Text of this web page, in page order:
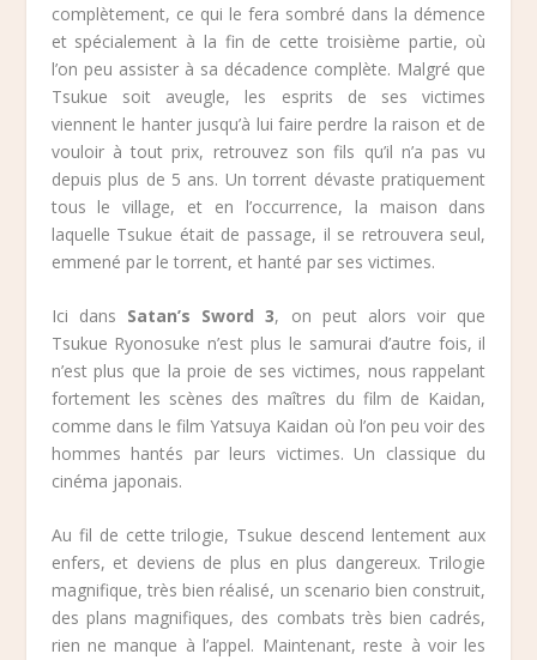
complètement, ce qui le fera sombré dans la démence
et spécialement à la fin de cette troisième partie, où
l’on peu assister à sa décadence complète. Malgré que
Tsukue soit aveugle, les esprits de ses victimes
viennent le hanter jusqu’à lui faire perdre la raison et de
vouloir à tout prix, retrouvez son fils qu’il n’a pas vu
depuis plus de 5 ans. Un torrent dévaste pratiquement
tous le village, et en l’occurrence, la maison dans
laquelle Tsukue était de passage, il se retrouvera seul,
emmené par le torrent, et hanté par ses victimes.
Ici dans Satan’s Sword 3, on peut alors voir que
Tsukue Ryonosuke n’est plus le samurai d’autre fois, il
n’est plus que la proie de ses victimes, nous rappelant
fortement les scènes des maîtres du film de Kaidan,
comme dans le film Yatsuya Kaidan où l’on peu voir des
hommes hantés par leurs victimes. Un classique du
cinéma japonais.
Au fil de cette trilogie, Tsukue descend lentement aux
enfers, et deviens de plus en plus dangereux. Trilogie
magnifique, très bien réalisé, un scenario bien construit,
des plans magnifiques, des combats très bien cadrés,
rien ne manque à l’appel. Maintenant, reste à voir les